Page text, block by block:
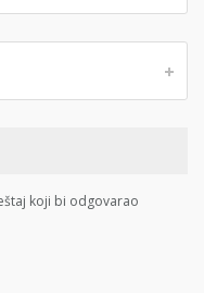
koji bi odgovarao